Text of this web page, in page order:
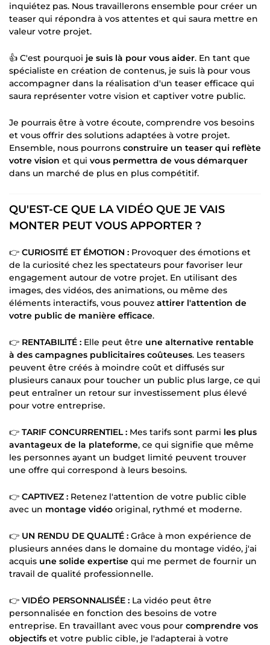
inquiétez pas. Nous travaillerons ensemble pour créer un
teaser qui répondra à vos attentes et qui saura mettre en
valeur votre projet.
👍 C'est pourquoi je suis là pour vous aider. En tant que
spécialiste en création de contenus, je suis là pour vous
accompagner dans la réalisation d'un teaser efficace qui
saura représenter votre vision et captiver votre public.
Je pourrais être à votre écoute, comprendre vos besoins
et vous offrir des solutions adaptées à votre projet.
Ensemble, nous pourrons construire un teaser qui reflète
votre vision et qui vous permettra de vous démarquer
dans un marché de plus en plus compétitif.
QU'EST-CE QUE LA VIDÉO QUE JE VAIS
MONTER PEUT VOUS APPORTER ?
👉 CURIOSITÉ ET ÉMOTION : Provoquer des émotions et
de la curiosité chez les spectateurs pour favoriser leur
engagement autour de votre projet. En utilisant des
images, des vidéos, des animations, ou même des
éléments interactifs, vous pouvez attirer l'attention de
votre public de manière efficace.
👉 RENTABILITÉ : Elle peut être une alternative rentable
à des campagnes publicitaires coûteuses. Les teasers
peuvent être créés à moindre coût et diffusés sur
plusieurs canaux pour toucher un public plus large, ce qui
peut entraîner un retour sur investissement plus élevé
pour votre entreprise.
👉 TARIF CONCURRENTIEL : Mes tarifs sont parmi les plus
avantageux de la plateforme, ce qui signifie que même
les personnes ayant un budget limité peuvent trouver
une offre qui correspond à leurs besoins.
👉 CAPTIVEZ : Retenez l'attention de votre public cible
avec un montage vidéo original, rythmé et moderne.
👉 UN RENDU DE QUALITÉ : Grâce à mon expérience de
plusieurs années dans le domaine du montage vidéo, j'ai
acquis une solide expertise qui me permet de fournir un
travail de qualité professionnelle.
👉 VIDÉO PERSONNALISÉE : La vidéo peut être
personnalisée en fonction des besoins de votre
entreprise. En travaillant avec vous pour comprendre vos
objectifs et votre public cible, je l'adapterai à votre